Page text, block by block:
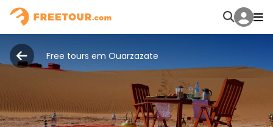
Free tours em Ouarzazate